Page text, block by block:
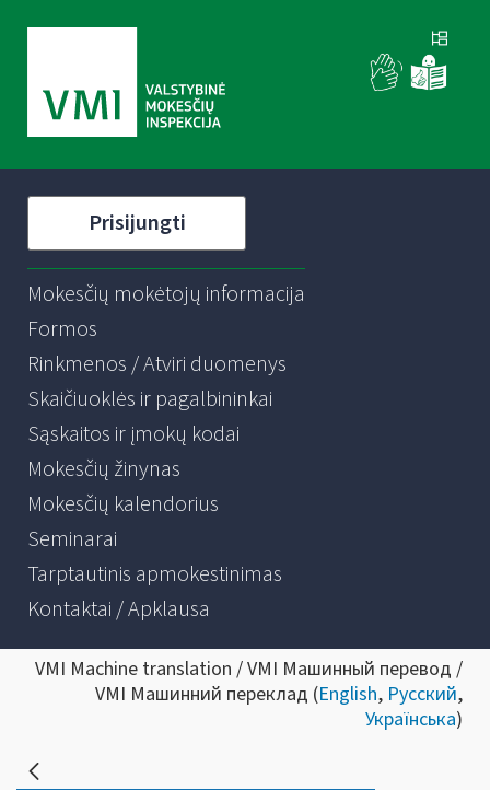
Prisijungti
Mokesčių mokėtojų informacija
Formos
Rinkmenos / Atviri duomenys
Skaičiuoklės ir pagalbininkai
Sąskaitos ir įmokų kodai
Mokesčių žinynas
Mokesčių kalendorius
Seminarai
Tarptautinis apmokestinimas
Kontaktai / Apklausa
VMI Machine translation / VMI Машинный перевод /
VMI Машинний переклад (English, Русский,
Українська)